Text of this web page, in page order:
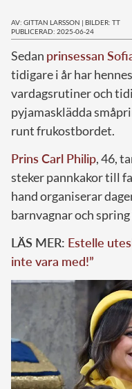
AV: GITTAN LARSSON | BILDER: TT
PUBLICERAD: 2025-06-24
Sedan prinsessan
tidigare i år har
vardagsrutiner och
pyjamasklädda
runt frukostbordet.
Prins Carl Philip, 46,
steker pannkakor till
hand organiserar
barnvagnar och
LÄS MER: Estelle
inte vara med!”